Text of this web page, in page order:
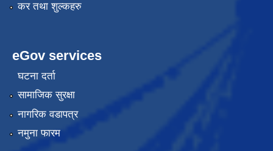
कर तथा शुल्कहरु
eGov services
घटना दर्ता
सामाजिक सुरक्षा
नागरिक वडापत्र
नमुना फारम